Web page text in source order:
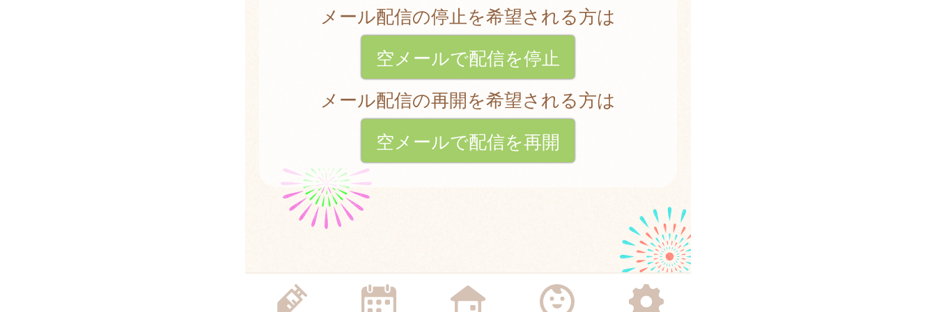
メール配信の停止を希望される方は
空メールで配信を停止
メール配信の再開を希望される方は
空メールで配信を再開